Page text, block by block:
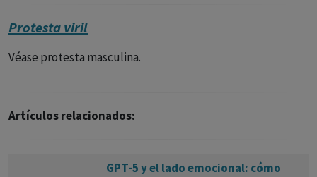
Protesta viril
Véase protesta masculina.
Artículos relacionados:
GPT-5 y el lado emocional: cómo